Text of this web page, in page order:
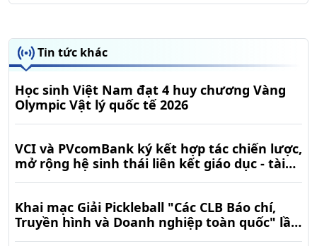
Tin tức khác
Học sinh Việt Nam đạt 4 huy chương Vàng
Olympic Vật lý quốc tế 2026
VCI và PVcomBank ký kết hợp tác chiến lược,
mở rộng hệ sinh thái liên kết giáo dục - tài
chính
Khai mạc Giải Pickleball "Các CLB Báo chí,
Truyền hình và Doanh nghiệp toàn quốc" lần
thứ I - 2026, tranh Cup "Nhân tài Việt": Lan